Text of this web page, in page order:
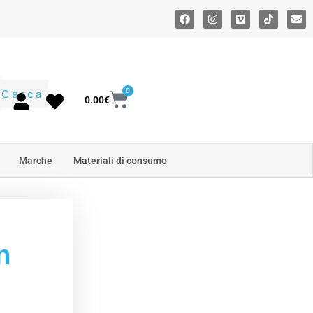
Cerca 0.00€
0
Marche Materiali di consumo